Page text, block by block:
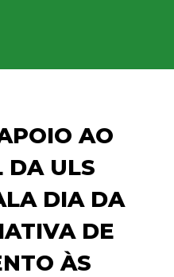
AO
DA ULS
DIA DA
DE
ÀS